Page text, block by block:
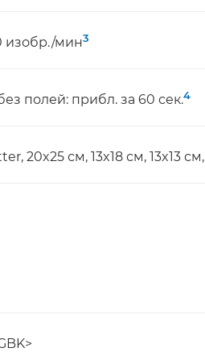
изобр./мин3
полей: прибл. за 60 сек.4
20x25 см, 13x18 см, 13x13